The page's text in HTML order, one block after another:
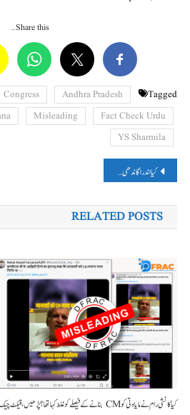
Share this…
Tagged
Andhra Pradesh
Congress
Fact Check Urdu
Misleading
YS Sharmila
پوسٹوں
کی
نیویگیشن
کیا اندرا گاندھی نے کہا تھاـ ہم بابر کے وارث ہیں اور آج بھی ملک ہمارے قبضے میں ہے؟ پڑھیں، فیکٹ چیک
RELATED POSTS
کیا کانشی رام نے مایاوتی کو CM بنانے کے فیصلے کو غلط کہا تھا؟ پڑھیں، فیکٹ چیک